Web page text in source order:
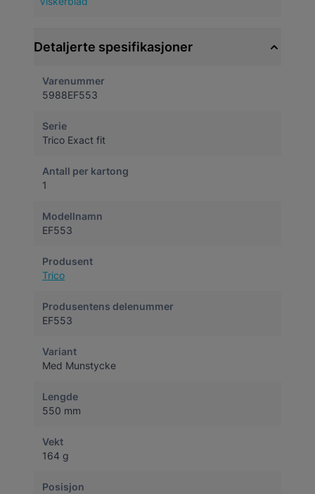
Detaljerte spesifikasjoner
Varenummer
5988EF553
Serie
Trico Exact fit
Antall per kartong
1
Modellnamn
EF553
Produsent
Trico
Produsentens delenummer
EF553
Variant
Med Munstycke
Lengde
550 mm
Vekt
164 g
Posisjon